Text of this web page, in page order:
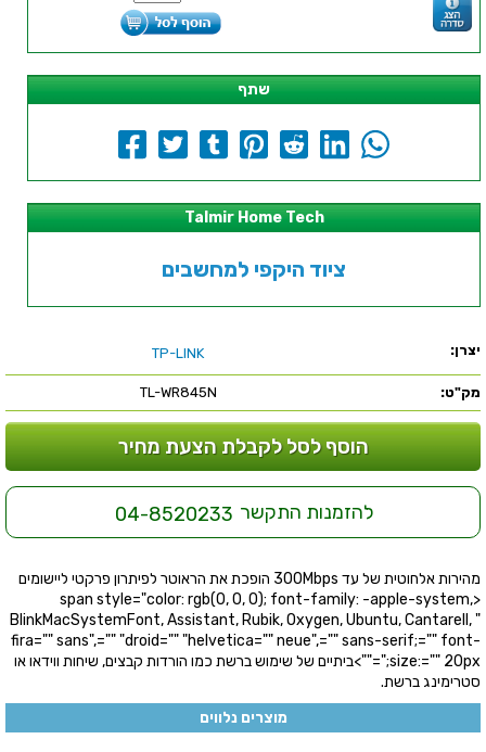
שתף
Talmir Home Tech
ציוד היקפי למחשבים
יצרן: TP-LINK
מק"ט: TL-WR845N
הוסף לסל לקבלת הצעת מחיר
להזמנות התקשר 04-8520233
מהירות אלחוטית של עד 300Mbps הופכת את הראוטר לפיתרון פרקטי ליישומים
<span style="color: rgb(0, 0, 0); font-family: -apple-system,
BlinkMacSystemFont, Assistant, Rubik, Oxygen, Ubuntu, Cantarell, "
fira="" sans",="" "droid="" "helvetica="" neue",="" sans-serif;="" font-
size:="" 20px;"="">ביתיים של שימוש ברשת כמו הורדות קבצים, שיחות ווידאו או
סטרימינג ברשת.
מוצרים נלווים